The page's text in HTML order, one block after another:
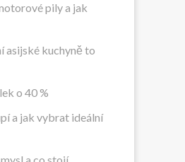
pily a jak
asijské kuchyně to
o 40 %
a jak vybrat ideální